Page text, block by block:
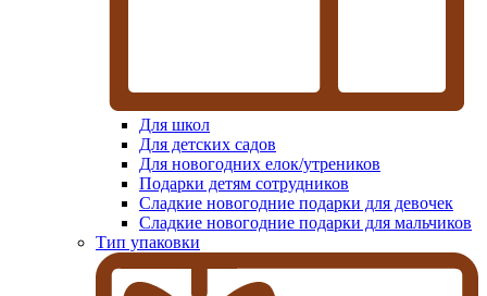
Для школ
Для детских садов
Для новогодних елок/утреников
Подарки детям сотрудников
Сладкие новогодние подарки для девочек
Сладкие новогодние подарки для мальчиков
Тип упаковки